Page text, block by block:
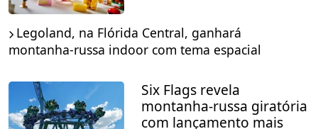
Legoland, na Flórida Central, ganhará
montanha-russa indoor com tema espacial
Six Flags revela
montanha-russa giratória
com lançamento mais